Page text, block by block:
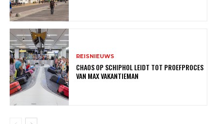
REISNIEUWS
CHAOS OP SCHIPHOL LEIDT TOT PROEFPROCES
VAN MAX VAKANTIEMAN